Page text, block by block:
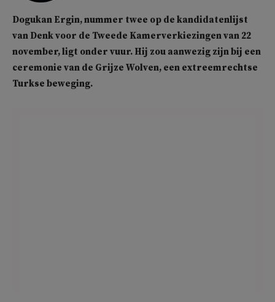
Dogukan Ergin, nummer twee op de kandidatenlijst
van Denk voor de Tweede Kamerverkiezingen van 22
november, ligt onder vuur. Hij zou aanwezig zijn bij een
ceremonie van de Grijze Wolven, een extreemrechtse
Turkse beweging.